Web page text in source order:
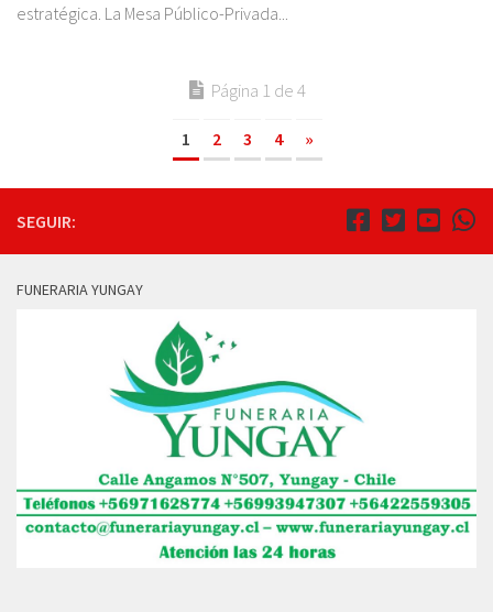
estratégica. La Mesa Público-Privada...
Página 1 de 4
1 2 3 4 »
SEGUIR:
FUNERARIA YUNGAY